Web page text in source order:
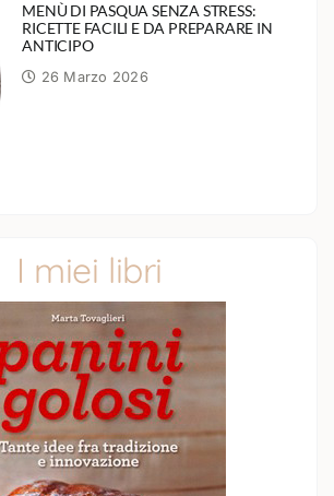
MENÙ DI PASQUA SENZA STRESS:
RICETTE FACILI E DA PREPARARE IN
ANTICIPO
26 Marzo 2026
I miei libri